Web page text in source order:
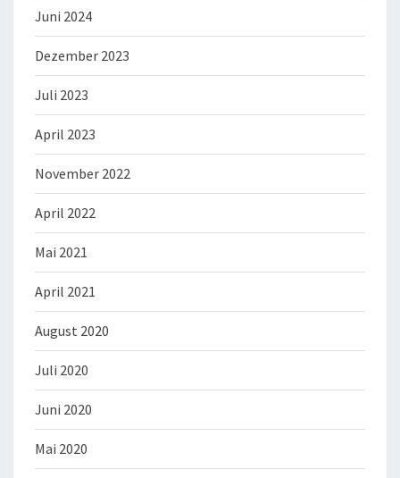
Juni 2024
Dezember 2023
Juli 2023
April 2023
November 2022
April 2022
Mai 2021
April 2021
August 2020
Juli 2020
Juni 2020
Mai 2020